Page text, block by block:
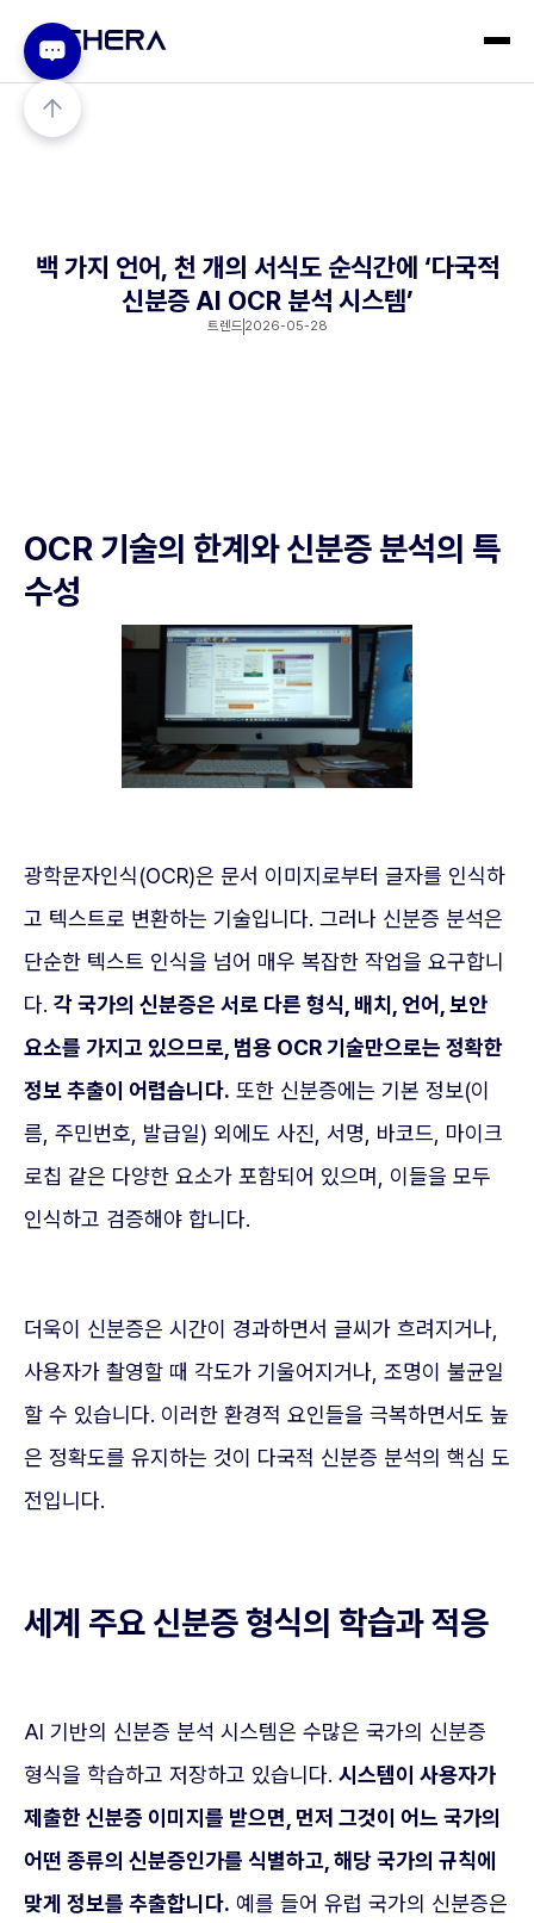
백 가지 언어, 천 개의 서식도 순식간에 ‘다국적
신분증 AI OCR 분석 시스템’
트렌드 2026-05-28
OCR 기술의 한계와 신분증 분석의 특
수성
광학문자인식(OCR)은 문서 이미지로부터 글자를 인식하
고 텍스트로 변환하는 기술입니다. 그러나 신분증 분석은
단순한 텍스트 인식을 넘어 매우 복잡한 작업을 요구합니
다. 각 국가의 신분증은 서로 다른 형식, 배치, 언어, 보안
요소를 가지고 있으므로, 범용 OCR 기술만으로는 정확한
정보 추출이 어렵습니다. 또한 신분증에는 기본 정보(이
름, 주민번호, 발급일) 외에도 사진, 서명, 바코드, 마이크
로칩 같은 다양한 요소가 포함되어 있으며, 이들을 모두
인식하고 검증해야 합니다.
더욱이 신분증은 시간이 경과하면서 글씨가 흐려지거나,
사용자가 촬영할 때 각도가 기울어지거나, 조명이 불균일
할 수 있습니다. 이러한 환경적 요인들을 극복하면서도 높
은 정확도를 유지하는 것이 다국적 신분증 분석의 핵심 도
전입니다.
세계 주요 신분증 형식의 학습과 적응
AI 기반의 신분증 분석 시스템은 수많은 국가의 신분증
형식을 학습하고 저장하고 있습니다. 시스템이 사용자가
제출한 신분증 이미지를 받으면, 먼저 그것이 어느 국가의
어떤 종류의 신분증인가를 식별하고, 해당 국가의 규칙에
맞게 정보를 추출합니다. 예를 들어 유럽 국가의 신분증은